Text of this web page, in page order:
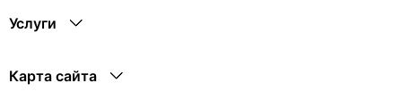
Услуги
Карта сайта